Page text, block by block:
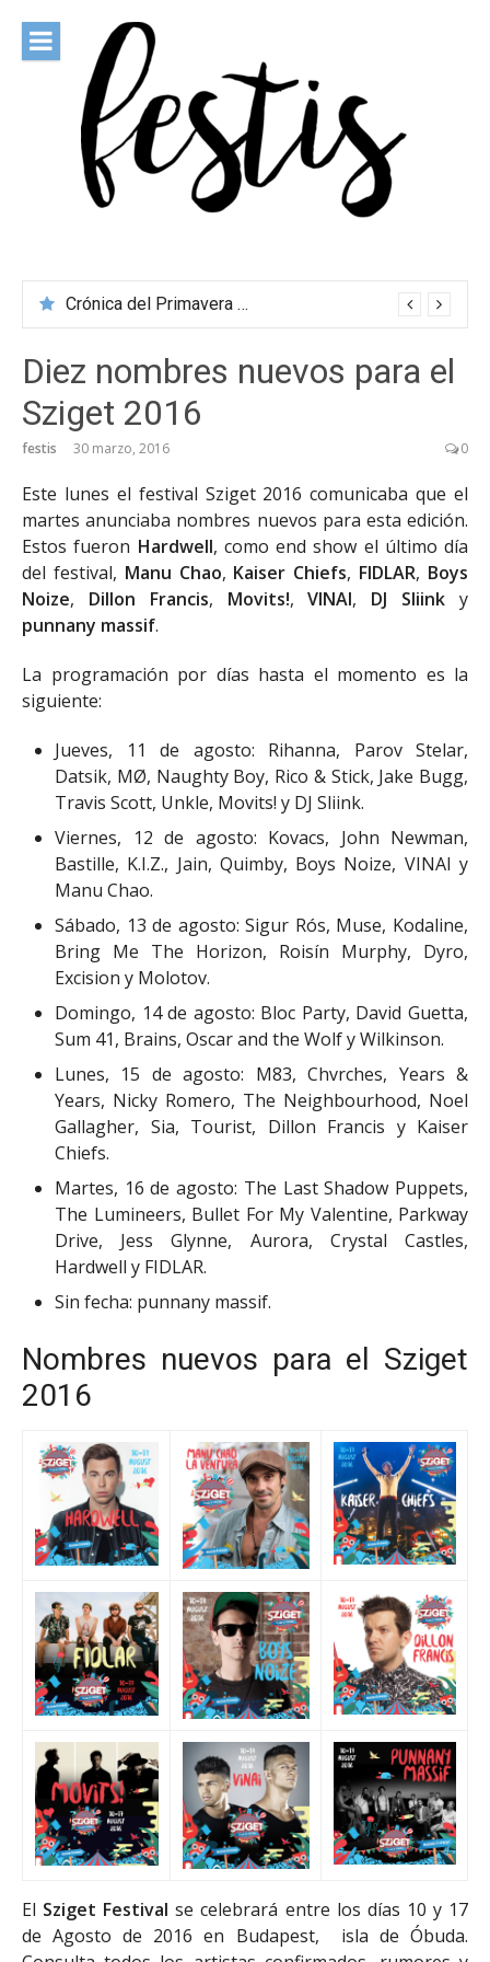
contenido
Crónica del Primavera Sound Porto 2026
Diez nombres nuevos para el
Sziget 2016
festis 30 marzo, 2016 0
Este lunes el festival Sziget 2016 comunicaba que el
martes anunciaba nombres nuevos para esta edición.
Estos fueron Hardwell, como end show el último día
del festival, Manu Chao, Kaiser Chiefs, FIDLAR, Boys
Noize, Dillon Francis, Movits!,VINAI, DJ Sliink y
punnany massif.
La programación por días hasta el momento es la
siguiente:
Jueves, 11 de agosto: Rihanna, Parov Stelar,
Datsik, MØ, Naughty Boy, Rico & Stick, Jake Bugg,
Travis Scott, Unkle, Movits! y DJ Sliink.
Viernes, 12 de agosto: Kovacs, John Newman,
Bastille, K.I.Z., Jain, Quimby, Boys Noize, VINAI y
Manu Chao.
Sábado, 13 de agosto: Sigur Rós, Muse, Kodaline,
Bring Me The Horizon, Roisín Murphy, Dyro,
Excision y Molotov.
Domingo, 14 de agosto: Bloc Party, David Guetta,
Sum 41, Brains, Oscar and the Wolf y Wilkinson.
Lunes, 15 de agosto: M83, Chvrches, Years &
Years, Nicky Romero, The Neighbourhood, Noel
Gallagher, Sia, Tourist, Dillon Francis y Kaiser
Chiefs.
Martes, 16 de agosto: The Last Shadow Puppets,
The Lumineers, Bullet For My Valentine, Parkway
Drive, Jess Glynne, Aurora, Crystal Castles,
Hardwell y FIDLAR.
Sin fecha: punnany massif.
Nombres nuevos para el Sziget
2016
El Sziget Festival se celebrará entre los días 10 y 17
de Agosto de 2016 en Budapest, isla de Óbuda.